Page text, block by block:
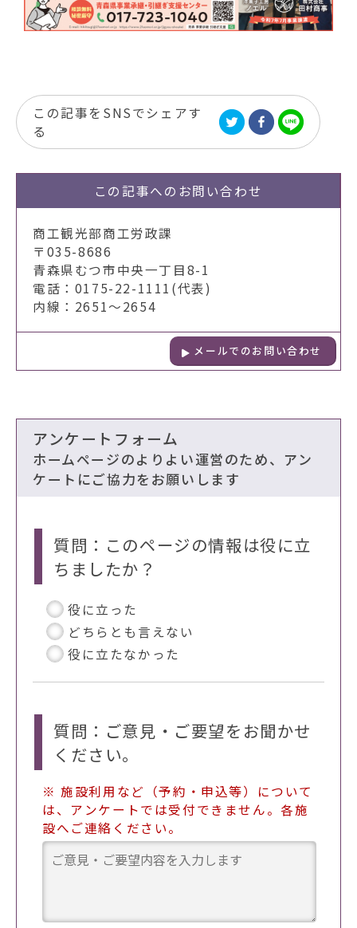
この記事をSNSでシェアす
る
この記事への お問い合わせ
商工観光部商工労政課
〒035-8686
青森県むつ市中央一丁目8-1
電話：0175-22-1111(代表)
内線：2651～2654
メールでのお問い合わせ
アンケートフォーム
ホームページのよりよい運営のため、アン
ケートにご協力をお願いします
質問：このページの情報は役に立
ちましたか？
役に立った
どちらとも言えない
役に立たなかった
質問：ご意見・ご要望をお聞かせ
ください。
※ 施設利用など（予約・申込等）について
は、アンケートでは受付できません。各施
設へご連絡ください。